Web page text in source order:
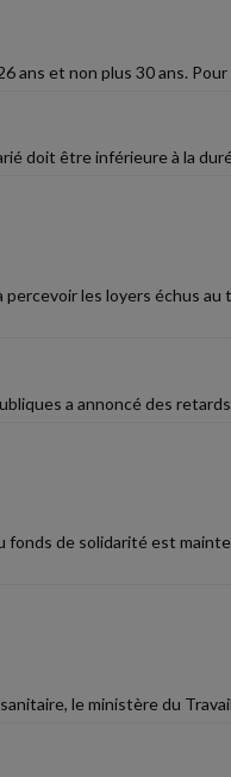
et non plus 30 ans.
doit être inférieure à la
les loyers échus
a annoncé des
de solidarité est
le ministère du